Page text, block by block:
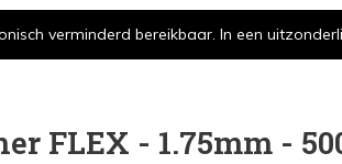
verminderd bereikbaar. In een
FLEX - 1.75mm -